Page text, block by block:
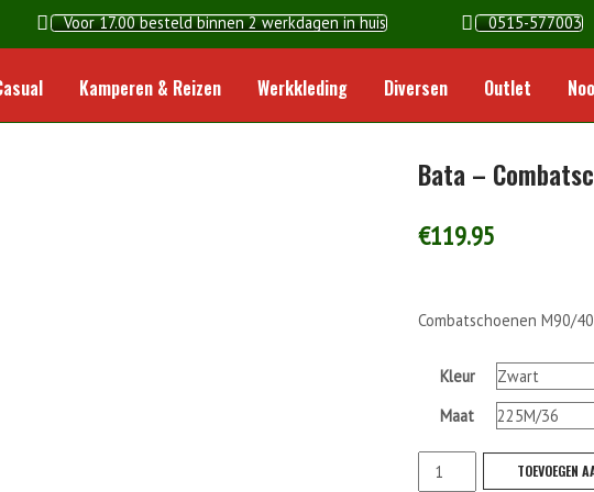
Voor 17.00 besteld binnen 2 werkdagen in huis 0515-577003
Home
Kamperen & Reizen Werkkleding Diversen Outlet
Bata –
€119.95
Combatschoenen M90/
Kleur
Maat
Bata
TOEVOEGEN